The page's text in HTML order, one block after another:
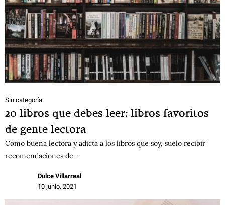
Sin categoría
20 libros que debes leer: libros favoritos
de gente lectora
Como buena lectora y adicta a los libros que soy, suelo recibir
recomendaciones de…
Dulce Villarreal
10 junio, 2021